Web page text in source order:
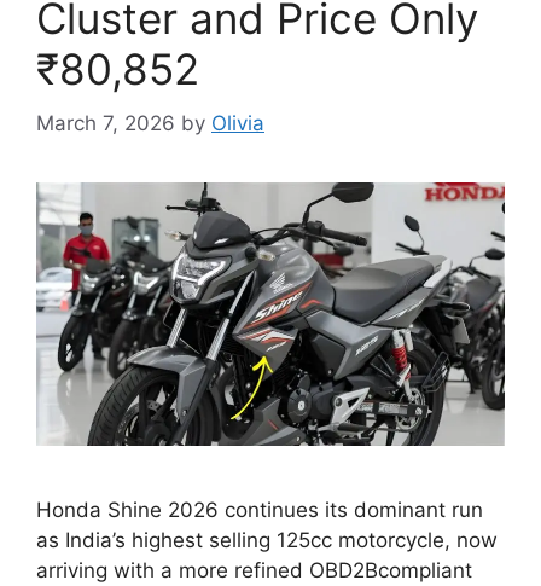
Cluster and Price Only
₹80,852
March 7, 2026 by Olivia
Honda Shine 2026 continues its dominant run
as India’s highest selling 125cc motorcycle, now
arriving with a more refined OBD2Bcompliant